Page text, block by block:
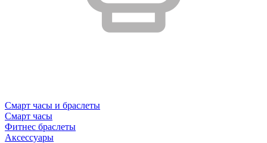
Смарт часы и браслеты
Смарт часы
Фитнес браслеты
Аксессуары